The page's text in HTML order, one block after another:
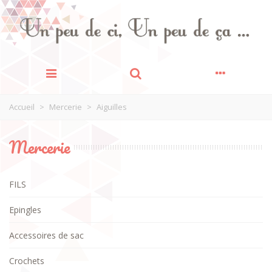
Accueil > Mercerie > Aiguilles
Mercerie
FILS
Epingles
Accessoires de sac
Crochets